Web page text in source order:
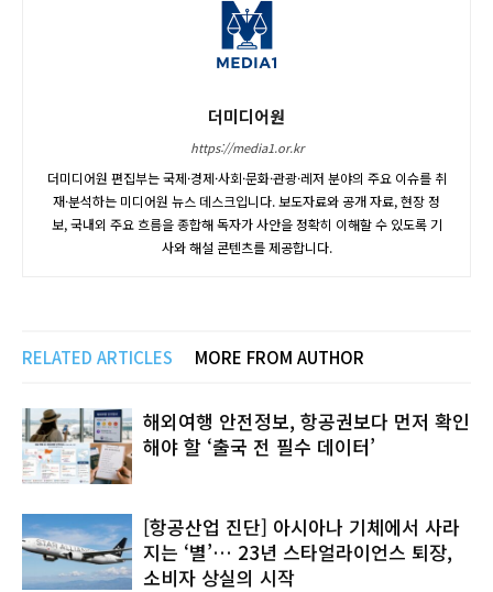
더미디어원
https://media1.or.kr
더미디어원 편집부는 국제·경제·사회·문화·관광·레저 분야의 주요 이슈를 취
재·분석하는 미디어원 뉴스 데스크입니다. 보도자료와 공개 자료, 현장 정
보, 국내외 주요 흐름을 종합해 독자가 사안을 정확히 이해할 수 있도록 기
사와 해설 콘텐츠를 제공합니다.
RELATED ARTICLES MORE FROM AUTHOR
해외여행 안전정보, 항공권보다 먼저 확인
해야 할 ‘출국 전 필수 데이터’
[항공산업 진단] 아시아나 기체에서 사라
지는 ‘별’… 23년 스타얼라이언스 퇴장,
소비자 상실의 시작